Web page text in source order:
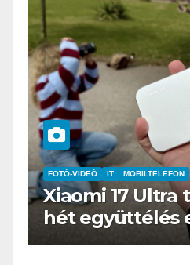
MOBILTELEFON
Ultra teszt – két
egy mobilos